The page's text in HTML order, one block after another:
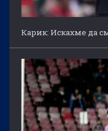
Карик: Искахме да